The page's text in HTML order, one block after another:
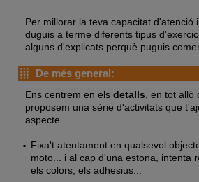
Per millorar la teva capacitat d'atenció
duguis a terme diferents tipus
alguns d'explicats perquè puguis
De més general:
Ens centrem en els detalls , en tot
proposem una sèrie d'activitats que
aspecte.
Fixa't atentament en qualsevol
moto... i al cap d'una estona, intenta
els colors, els adhesius...